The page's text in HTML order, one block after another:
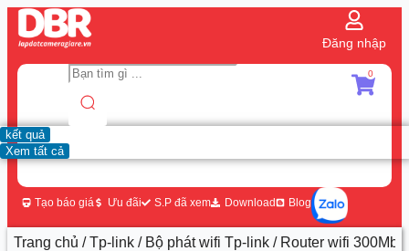
Đăng nhập
kết quả
Xem tất cả
0
Tạo báo giá Ưu đãi S.P đã xem Download Blog
Trang chủ /Tp-link / Bộ phát wifi Tp-link / Router wifi